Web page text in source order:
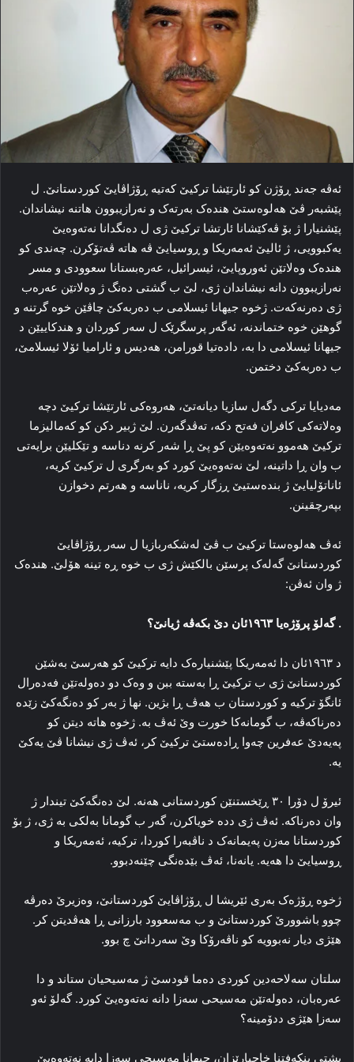
ئه‌ڤه‌ جەند ڕۆژن کو ئارتێشا ترکیێ که‌تیه‌ ڕۆژاڤایێ کوردستانێ. ل
پێشبه‌ر ڤێ هه‌لوه‌ستێ هندەک به‌رته‌ک و نه‌رازیبوون هاتنه‌ نیشاندان.
پێشنیارا ژ بۆ ڤه‌کێشانا ئارتشا ترکیێ ژی ل ده‌نگدانا نه‌ته‌وه‌یێ
یه‌کبوویی، ژ ئالیێ ئه‌مه‌ریکا و ڕوسیایێ ڤه‌ هاته‌ ڤه‌تۆکرن. چه‌ندی کو
هندەک وه‌لاتێن ئه‌وروپایێ، ئیسرائیل، عه‌ره‌بستانا سعوودی و مسر
نه‌رازیبوون دانه‌ نیشاندان ژی، لێ ب گشتی ده‌نگ ژ وه‌لاتێن عه‌ره‌ب
ژی ده‌رنه‌که‌ت. ژخوه‌ جیهانا ئیسلامی ب ده‌ربه‌کێ چاڤێن خوه‌ گرتنه‌ و
گوهێن خوه‌ ختماندنه‌، ئه‌گه‌ر پرسگرێک ل سه‌ر کوردان و هندکاییێن د
جیهانا ئیسلامی دا به‌، داده‌تیا قورامن، هه‌دیس و ئارامیا ئۆلا ئیسلامێ،
ب ده‌ربه‌کێ دختمن.
مه‌دیایا ترکی دگه‌ل سازیا دیانه‌تێ، هه‌روه‌کی ئارتێشا ترکیێ دچه‌
وه‌لاته‌کی کافران فەتح دکه‌، ته‌ڤدگه‌رن. لێ ژبیر دکن کو که‌مالیزما
ترکیێ هه‌موو نه‌ته‌وه‌یێن کو پێ ڕا شه‌ر کرنه‌ دناسه‌ و تێکلیێن برایه‌تی
ب وان ڕا داتینه‌، لێ نه‌ته‌وه‌یێ کورد کو به‌رگری ل ترکیێ کریه‌،
ئاناتۆلیایێ ژ بنده‌ستیێ ڕزگار کریه‌، ناناسه‌ و هه‌رتم دخوازن
بپه‌رچقینن.
ئه‌ڤ هه‌لوه‌ستا ترکیێ ب ڤێ له‌شکه‌ربازیا ل سه‌ر ڕۆژاڤایێ
کوردستانێ گه‌له‌ک پرسێن بالکێش ژی ب خوه‌ ڕه‌ تینه‌ هۆلێ. هندەک
ژ وان ئه‌ڤن:
. گه‌لۆ پرۆژه‌یا ۱۹٦۳ئان دێ بکه‌ڤه‌ ژیانێ؟
د ۱۹٦۳ئان دا ئه‌مه‌ریکا پێشنیاره‌ک دایه‌ ترکیێ کو هه‌رسێ به‌شێن
کوردستانێ ژی ب ترکیێ ڕا به‌سته‌ ببن و وه‌ک دو ده‌وله‌تێن فه‌ده‌رال
ئانگۆ ترکیه‌ و کوردستان ب هه‌ڤ ڕا بژین. نها ژ به‌ر کو ده‌نگه‌کێ زێده‌
ده‌رناکه‌ڤه‌، ب گومانه‌کا خورت وێ ئه‌ڤ به‌. ژخوه‌ هاته‌ دیتن کو
پەیەدێ عه‌فرین چه‌وا ڕاده‌ستێ ترکیێ کر، ئه‌ڤ ژی نیشانا ڤێ یه‌کێ
یه‌.
ئیرۆ ل دۆرا ۳۰ ڕێخستنێن کوردستانی هه‌نه‌. لێ ده‌نگه‌کێ تیندار ژ
وان ده‌رناکه‌. ئه‌ڤ ژی دده‌ خویاکرن، گه‌ر ب گومانا به‌لکی به‌ ژی، ژ بۆ
کوردستانا مه‌زن په‌یمانه‌ک د ناڤبه‌را کوردا، ترکیه‌، ئه‌مه‌ریکا و
ڕوسیایێ دا هه‌یه‌. یانه‌نا، ئه‌ڤ بێده‌نگی چێنه‌دبوو.
ژخوه‌ ڕۆژه‌ک به‌ری ئێریشا ل ڕۆژاڤایێ کوردستانێ، وه‌زیرێ ده‌رڤه‌
چوو باشوورێ کوردستانێ و ب مه‌سعوود بارزانی ڕا هه‌ڤدیتن کر.
هێژی دیار نه‌بوویه‌ کو ناڤه‌رۆکا وێ سه‌ردانێ چ بوو.
سلتان سه‌لاحه‌دین کوردی ده‌ما قودسێ ژ مه‌سیحیان ستاند و دا
عه‌ره‌بان، ده‌وله‌تێن مه‌سیحی سه‌زا دانه‌ نه‌ته‌وه‌یێ کورد. گه‌لۆ ئه‌و
سه‌زا هێژی ددۆمینه‌؟
پشتی بنکه‌فتنا خاچپارێزان، جیهانا مه‌سیحی سه‌زا دایه‌ نه‌ته‌وه‌یێ